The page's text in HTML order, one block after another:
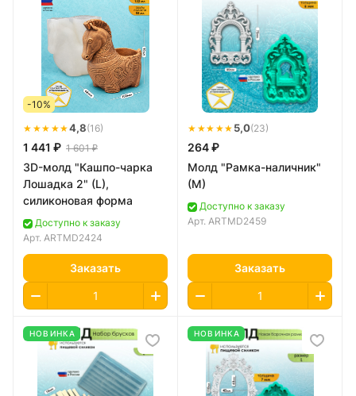
-10%
★★★★★4,8(16)
1 441 ₽ 1 601 ₽
3D-молд "Кашпо-чарка
Лошадка 2" (L),
силиконовая форма
Доступно к заказу
Арт. ARTMD2424
Заказать
★★★★★ 5,0(23)
264 ₽
Молд "Рамка-наличник"
(M)
Доступно к заказу
Арт. ARTMD2459
Заказать
НОВИНКА НОВИНКА